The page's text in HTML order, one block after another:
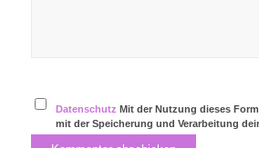
Datenschutz Mit der Nutzung dieses
mit der Speicherung und Verarbeitung
Website einverstanden.